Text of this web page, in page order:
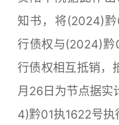
知书，将(2024)
行债权与(2024)黔
行债权相互抵销，
月26日为节点据实
4)黔01执1622号